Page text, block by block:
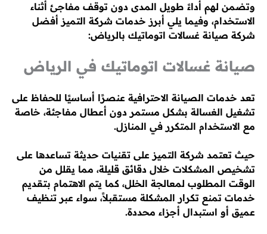
وتضمن لهم أداءً طويل المدى دون توقف مفاجئ أثناء
الاستخدام، وفيما يلي أبرز خدمات شركة التميز أفضل
شركة صيانة غسالات اتوماتيك بالرياض:
صيانة غسالات اتوماتيك في الرياض
تعد خدمات الصيانة الاحترافية عنصرًا أساسيًا للحفاظ على
تشغيل الغسالة بشكل مستمر دون أعطال مفاجئة، خاصة
مع الاستخدام المتكرر في المنازل.
حيث تعتمد شركة التميز على تقنيات حديثة تساعدها على
تشخيص المشكلات خلال دقائق قليلة، مما يقلل من
الوقت المطلوب لمعالجة الخلل، كما يتم الاهتمام بتقديم
خدمات تمنع تكرار المشكلة مستقبلاً، سواء عبر تنظيف
عميق أو استبدال أجزاء محددة.